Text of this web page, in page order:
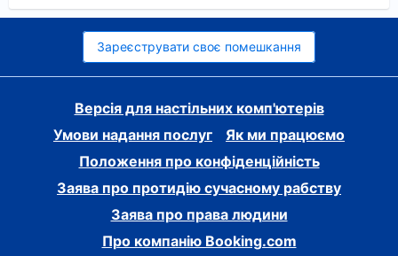
Зареєструвати своє помешкання
Версія для настільних комп'ютерів
Умови надання послуг
Як ми працюємо
Положення про конфіденційність
Заява про протидію сучасному рабству
Заява про права людини
Про компанію Booking.com